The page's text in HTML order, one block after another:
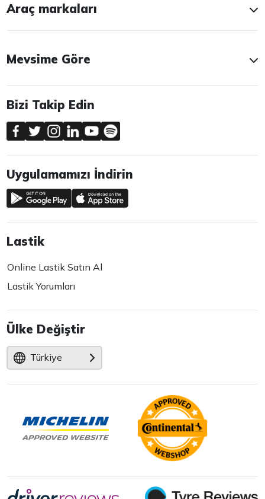
Araç markaları
Mevsime Göre
Bizi Takip Edin
Uygulamamızı İndirin
Lastik
Online Lastik Satın Al
Lastik Yorumları
Ülke Değiştir
Türkiye